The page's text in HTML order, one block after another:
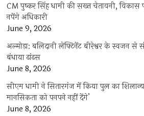
CM पुष्कर सिंह धामी की सख्त चेतावनी, विकास
नपेंगे अधिकारी
June 9, 2026
अल्मोड़ा: बलिदानी लेफ्टिनेंट बीरेश्वर के स्वजन से
बंधाया ढांढस
June 8, 2026
सीएम धामी ने सितारगंज में किया पुल का
मानसिकता को पनपने नहीं देंगे’
June 8, 2026